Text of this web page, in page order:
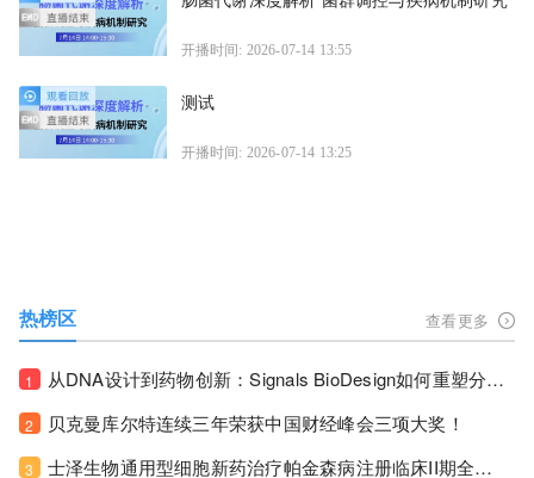
开播时间: 2026-07-14 13:55
测试
开播时间: 2026-07-14 13:25
热榜区 查看更多
1 从DNA设计到药物创新：Signals BioDesign如何重塑分子生物学研发生态！
2 贝克曼库尔特连续三年荣获中国财经峰会三项大奖！
3 士泽生物通用型细胞新药治疗帕金森病注册临床II期全部入组完成！